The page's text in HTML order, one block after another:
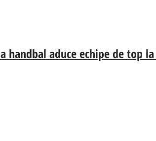
handbal aduce echipe de top